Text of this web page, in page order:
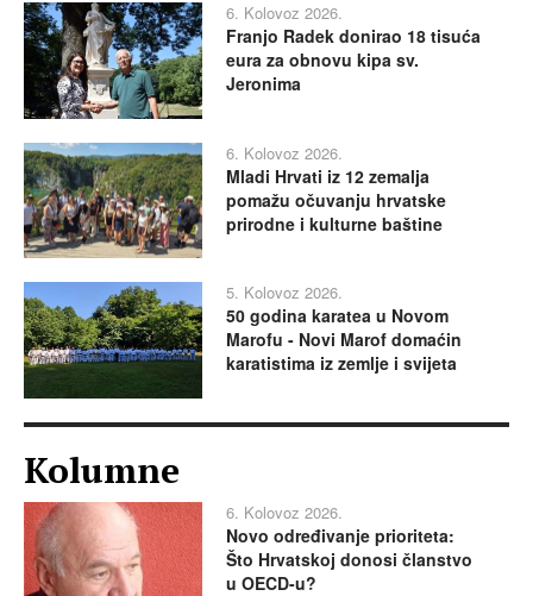
6. Kolovoz 2026.
Franjo Radek donirao 18 tisuća
eura za obnovu kipa sv.
Jeronima
6. Kolovoz 2026.
Mladi Hrvati iz 12 zemalja
pomažu očuvanju hrvatske
prirodne i kulturne baštine
5. Kolovoz 2026.
50 godina karatea u Novom
Marofu - Novi Marof domaćin
karatistima iz zemlje i svijeta
Kolumne
6. Kolovoz 2026.
Novo određivanje prioriteta:
Što Hrvatskoj donosi članstvo
u OECD-u?